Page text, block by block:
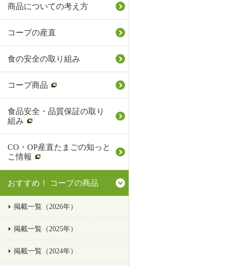
商品についての考え方
コープの産直
食の安全の取り組み
コープ商品
食品安全・品質保証の取り
組み
CO・OP産直たまごの知っと
こ情報
おすすめ！ コープの商品
掲載一覧（2026年）
掲載一覧（2025年）
掲載一覧（2024年）